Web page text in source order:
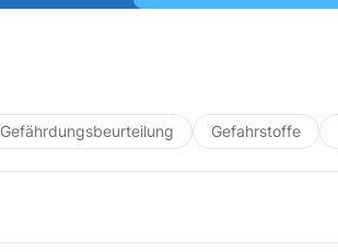
Gefährdungsbeurteilung Gefahrstoffe